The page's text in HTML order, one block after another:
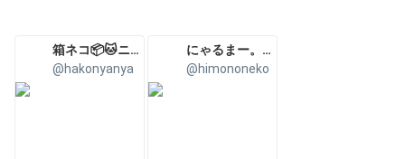
箱ネコ📦🐱ニコ超NIKKEモダニア
@hakonyanya
にゃるまー。🦊Nyarumaa.
@himononeko